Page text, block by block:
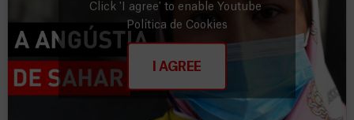
Click 'I agree' to enable Youtube
Política de Cookies
I AGREE